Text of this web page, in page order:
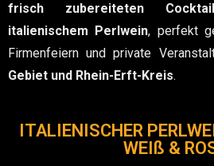
frisch zubereiteten
italienischem Perlwein, perfekt
Firmenfeiern und private
Gebiet und Rhein-Erft-Kreis.
ITALIENISCHER
WEIß &